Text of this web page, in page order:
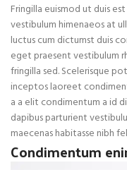
Fringilla euismod ut duis
vestibulum himenaeos at
luctus cum dictumst duis
eget praesent vestibulum
fringilla sed. Scelerisque
inceptos laoreet
a a elit condimentum a id
dapibus parturient
maecenas habitasse nibh
Condimentum